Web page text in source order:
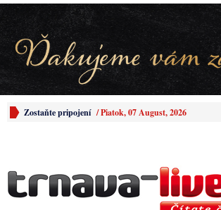
Zostaňte pripojení /Piatok, 07 August, 2026